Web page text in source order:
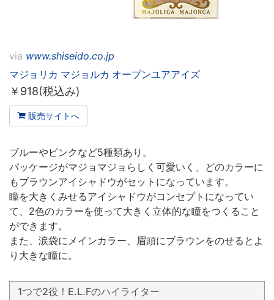
via www.shiseido.co.jp
マジョリカ マジョルカ オープンユアアイズ
￥ 918(税込み)
販売サイトへ
ブルーやピンクなど5種類あり。
パッケージがマジョマジョらしく可愛いく、どのカラーに
もブラウンアイシャドウがセットになっています。
瞳を大きくみせるアイシャドウがコンセプトになってい
て、2色のカラーを使って大きく立体的な瞳をつくること
ができます。
また、涙袋にメインカラー、眉頭にブラウンをのせるとよ
り大きな瞳に。
1つで2役！E.L.Fのハイライター